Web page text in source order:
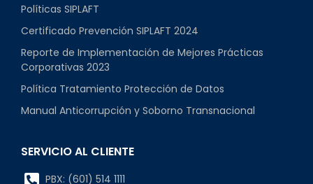
Políticas SIPLAFT
Certificado Prevención SIPLAFT 2024
Reporte de Implementación de Mejores Prácticas
Corporativas 2023
Política Tratamiento Protección de Datos
Manual Anticorrupción y Soborno Transnacional
SERVICIO AL CLIENTE
PBX: (601) 514 1111